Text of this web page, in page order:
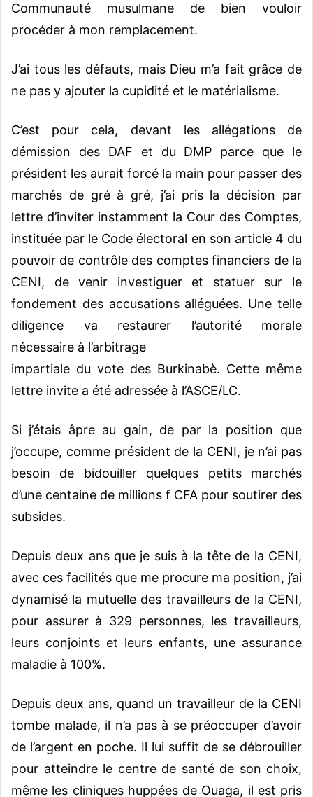
Communauté musulmane de bien vouloir
procéder à mon remplacement.
J’ai tous les défauts, mais Dieu m’a fait grâce de
ne pas y ajouter la cupidité et le matérialisme.
C’est pour cela, devant les allégations de
démission des DAF et du DMP parce que le
président les aurait forcé la main pour passer des
marchés de gré à gré, j’ai pris la décision par
lettre d’inviter instamment la Cour des Comptes,
instituée par le Code électoral en son article 4 du
pouvoir de contrôle des comptes financiers de la
CENI, de venir investiguer et statuer sur le
fondement des accusations alléguées. Une telle
diligence va restaurer l’autorité morale
nécessaire à l’arbitrage
impartiale du vote des Burkinabè. Cette même
lettre invite a été adressée à l’ASCE/LC.
Si j’étais âpre au gain, de par la position que
j’occupe, comme président de la CENI, je n’ai pas
besoin de bidouiller quelques petits marchés
d’une centaine de millions f CFA pour soutirer des
subsides.
Depuis deux ans que je suis à la tête de la CENI,
avec ces facilités que me procure ma position, j’ai
dynamisé la mutuelle des travailleurs de la CENI,
pour assurer à 329 personnes, les travailleurs,
leurs conjoints et leurs enfants, une assurance
maladie à 100%.
Depuis deux ans, quand un travailleur de la CENI
tombe malade, il n’a pas à se préoccuper d’avoir
de l’argent en poche. Il lui suffit de se débrouiller
pour atteindre le centre de santé de son choix,
même les cliniques huppées de Ouaga, il est pris